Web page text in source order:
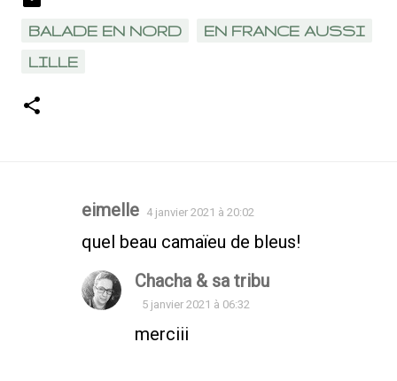
BALADE EN NORD
EN FRANCE AUSSI
LILLE
Commentaires
eimelle 4 janvier 2021 à 20:02
quel beau camaïeu de bleus!
Chacha & sa tribu
5 janvier 2021 à 06:32
merciii